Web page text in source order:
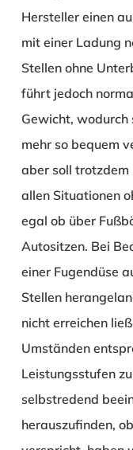
Hersteller einen
mit einer Ladung
Stellen ohne
führt jedoch
Gewicht,
mehr so bequem
aber soll trotzdem
allen Situationen
egal ob über
Autositzen. Bei
einer Fugendüse
Stellen
nicht erreichen
Umständen
Leistungsstufen
selbstredend
herauszufinden,